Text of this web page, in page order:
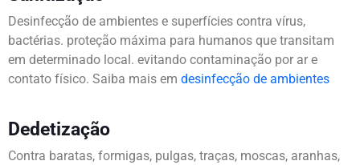
Desinfecção de ambientes e superfícies contra vírus,
bactérias. proteção máxima para humanos que transitam
em determinado local. evitando contaminação por ar e
contato físico. Saiba mais em desinfecção de ambientes
Dedetização
Contra baratas, formigas, pulgas, traças, moscas, aranhas,